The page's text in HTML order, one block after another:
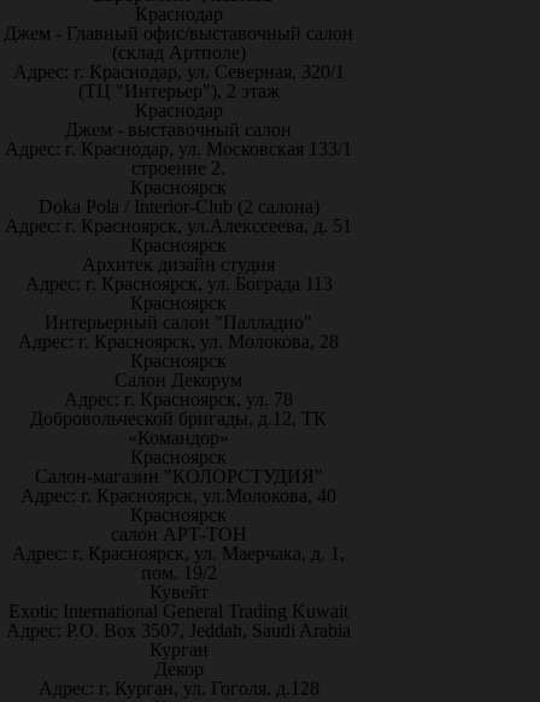
Краснодар
Джем - Главный офис/выставочный салон
(склад Артполе)
Адрес: г. Краснодар, ул. Северная, 320/1
(ТЦ "Интерьер"), 2 этаж
Краснодар
Джем - выставочный салон
Адрес: г. Краснодар, ул. Московская 133/1
строение 2.
Красноярск
Doka Pola / Interior-Club (2 салона)
Адрес: г. Красноярск, ул.Алекссеева, д. 51
Красноярск
Архитек дизайн студия
Адрес: г. Красноярск, ул. Бограда 113
Красноярск
Интерьерный салон "Палладио"
Адрес: г. Красноярск, ул. Молокова, 28
Красноярск
Салон Декорум
Адрес: г. Красноярск, ул. 78
Добровольческой бригады, д.12, ТК
«Командор»
Красноярск
Салон-магазин "КОЛОРСТУДИЯ"
Адрес: г. Красноярск, ул.Молокова, 40
Красноярск
салон АРТ-ТОН
Адрес: г. Красноярск, ул. Маерчака, д. 1,
пом. 19/2
Кувейт
Exotic International General Trading Kuwait
Адрес: P.O. Box 3507, Jeddah, Saudi Arabia
Курган
Декор
Адрес: г. Курган, ул. Гоголя, д.128